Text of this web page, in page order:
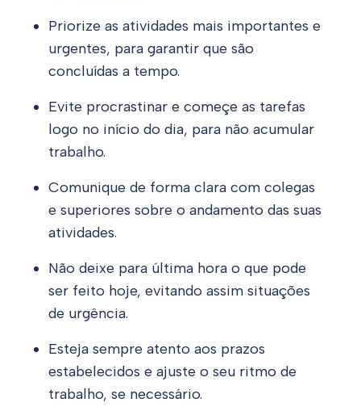
Priorize as atividades mais importantes e
urgentes, para garantir que são
concluídas a tempo.
Evite procrastinar e começe as tarefas
logo no início do dia, para não acumular
trabalho.
Comunique de forma clara com colegas
e superiores sobre o andamento das suas
atividades.
Não deixe para última hora o que pode
ser feito hoje, evitando assim situações
de urgência.
Esteja sempre atento aos prazos
estabelecidos e ajuste o seu ritmo de
trabalho, se necessário.